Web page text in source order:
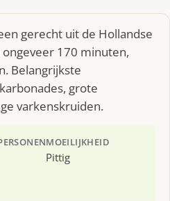
gerecht uit de Hollandse
170 minuten,
Belangrijkste
grote
varkenskruiden.
MOEILIJKHEID
Pittig